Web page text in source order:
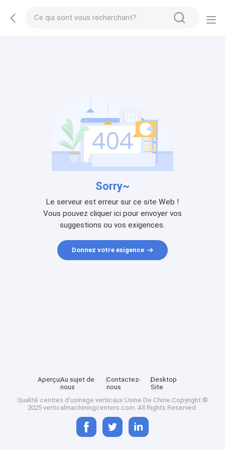
Sorry~
Le serveur est erreur sur ce site Web !
Vous pouvez cliquer ici pour envoyer vos
suggestions ou vos exigences.
Donnez votre exigence
AperçuAu sujet de
nous
Contactez-
nous
Desktop
Site
Qualité centres d'usinage verticaux Usine De Chine.Copyright ©
2025 verticalmachiningcenters.com. All Rights Reserved.